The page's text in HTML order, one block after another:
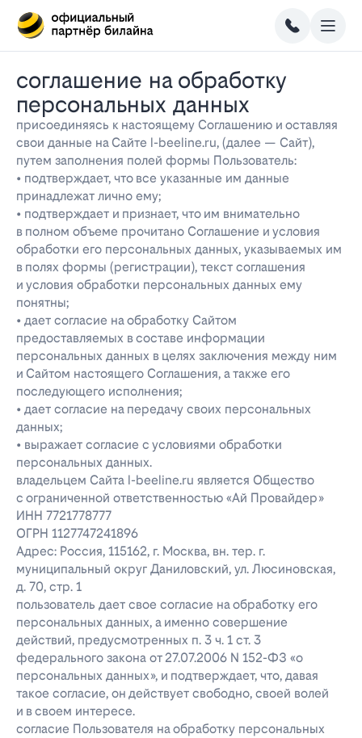
соглашение на обработку
персональных данных
присоединяясь к настоящему Соглашению и оставляя
свои данные на Сайте l-beeline.ru, (далее — Сайт),
путем заполнения полей формы Пользователь:
• подтверждает, что все указанные им данные
принадлежат лично ему;
• подтверждает и признает, что им внимательно
в полном объеме прочитано Соглашение и условия
обработки его персональных данных, указываемых им
в полях формы (регистрации), текст соглашения
и условия обработки персональных данных ему
понятны;
• дает согласие на обработку Сайтом
предоставляемых в составе информации
персональных данных в целях заключения между ним
и Сайтом настоящего Соглашения, а также его
последующего исполнения;
• дает согласие на передачу своих персональных
данных;
• выражает согласие с условиями обработки
персональных данных.
владельцем Сайта l-beeline.ru является Общество
с ограниченной ответственностью «Ай Провайдер»
ИНН 7721778777
ОГРН 1127747241896
Адрес: Россия, 115162, г. Москва, вн. тер. г.
муниципальный округ Даниловский, ул. Люсиновская,
д. 70, стр. 1
пользователь дает свое согласие на обработку его
персональных данных, а именно совершение
действий, предусмотренных п. 3 ч. 1 ст. 3
федерального закона от 27.07.2006 N 152-ФЗ «о
персональных данных», и подтверждает, что, давая
такое согласие, он действует свободно, своей волей
и в своем интересе.
согласие Пользователя на обработку персональных